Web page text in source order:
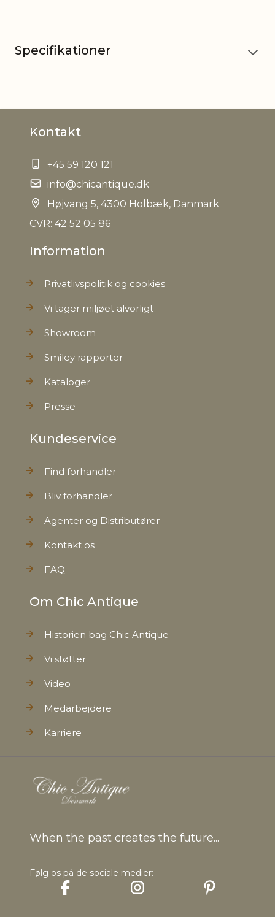
Specifikationer
EAN
Tariffnumber
Bruttovægt
Kontakt
+45 59 120 121
info@chicantique.dk
Højvang 5, 4300 Holbæk, Danmark
CVR: 42 52 05 86
Information
Privatlivspolitik og cookies
Vi tager miljøet alvorligt
Showroom
Smiley rapporter
Kataloger
Presse
Kundeservice
Find forhandler
Bliv forhandler
Agenter og Distributører
Kontakt os
FAQ
Om Chic Antique
Historien bag Chic Antique
Vi støtter
Video
Medarbejdere
Karriere
When the past creates the future...
Følg os på de sociale medier: